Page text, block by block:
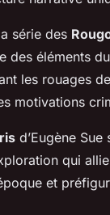
série des
des éléments
les rouages
motivations
d’Eugène
qui
et